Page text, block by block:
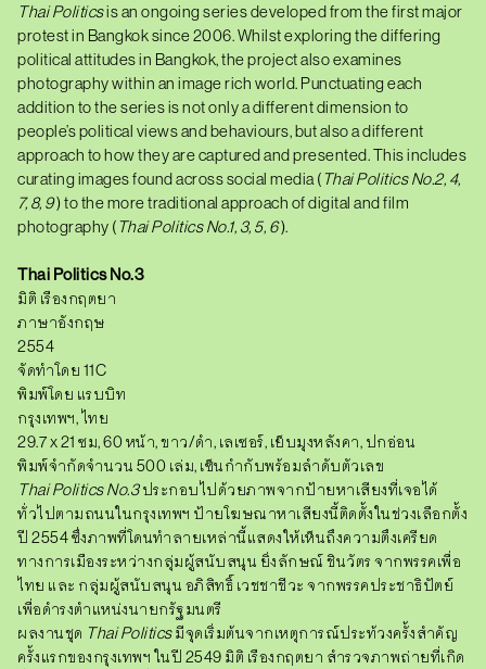
Thai Politicsis an ongoing series developed from the first major
protest in Bangkok since 2006. Whilst exploring the differing
political attitudes in Bangkok, the project also examines
photography within an image rich world. Punctuating each
addition to the series is not only a different dimension to
people’s political views and behaviours, but also a different
approach to how they are captured and presented. This includes
curating images found across social media( Thai PoliticsNo.2, 4,
7, 8, 9) to the more traditional approach of digital and film
photography ( Thai PoliticsNo.1, 3, 5, 6).
Thai Politics No.3
มิติ เรืองกฤตยา
ภาษาอังกฤษ
2554
จัดทำโดย 11C
พิมพ์โดย แรบบิท
กรุงเทพฯ, ไทย
29.7 x 21 ซม, 60 หน้า, ขาว/ดำ, เลเซอร์, เย็บมุงหลังคา, ปกอ่อน
พิมพ์จำกัดจำนวน 500 เล่ม, เซ็นกำกับพร้อมลำดับตัวเลข
Thai Politics No.3ประกอบไปด้วยภาพจากป้ายหาเสียงที่เจอได้
ทั่วไปตามถนนในกรุงเทพฯ ป้ายโฆษณาหาเสียงนี้ติดตั้งในช่วงเลือกตั้ง
ปี 2554 ซึ่งภาพที่โดนทำลายเหล่านี้แสดงให้เห็นถึงความตึงเครียด
ทางการเมืองระหว่างกลุ่มผู้สนับสนุน ยิ่งลักษณ์ ชินวัตร จากพรรคเพื่อ
ไทย และ กลุ่มผู้สนับสนุน อภิสิทธิ์ เวชชาชีวะ จากพรรคประชาธิปัตย์
เพื่อดำรงตำแหน่งนายกรัฐมนตรี
ผลงานชุด Thai Politicsมีจุดเริ่มต้นจากเหตุการณ์ประท้วงครั้งสำคัญ
ครั้งแรกของกรุงเทพฯ ในปี 2549 มิติ เรืองกฤตยา สำรวจภาพถ่ายที่เกิด